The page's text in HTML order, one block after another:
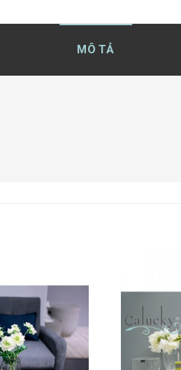
MÔ TẢ